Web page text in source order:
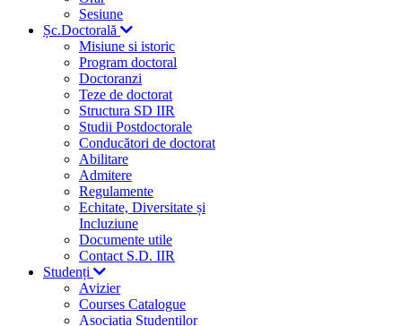
Sesiune
Șc.Doctorală
Misiune si istoric
Program doctoral
Doctoranzi
Teze de doctorat
Structura SD IIR
Studii Postdoctorale
Conducători de doctorat
Abilitare
Admitere
Regulamente
Echitate, Diversitate și
Incluziune
Documente utile
Contact S.D. IIR
Studenți
Avizier
Courses Catalogue
Asociația Studenților